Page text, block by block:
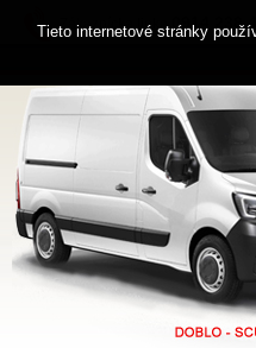
Zákaznícka linka 0914 238
Tieto internetové stránky